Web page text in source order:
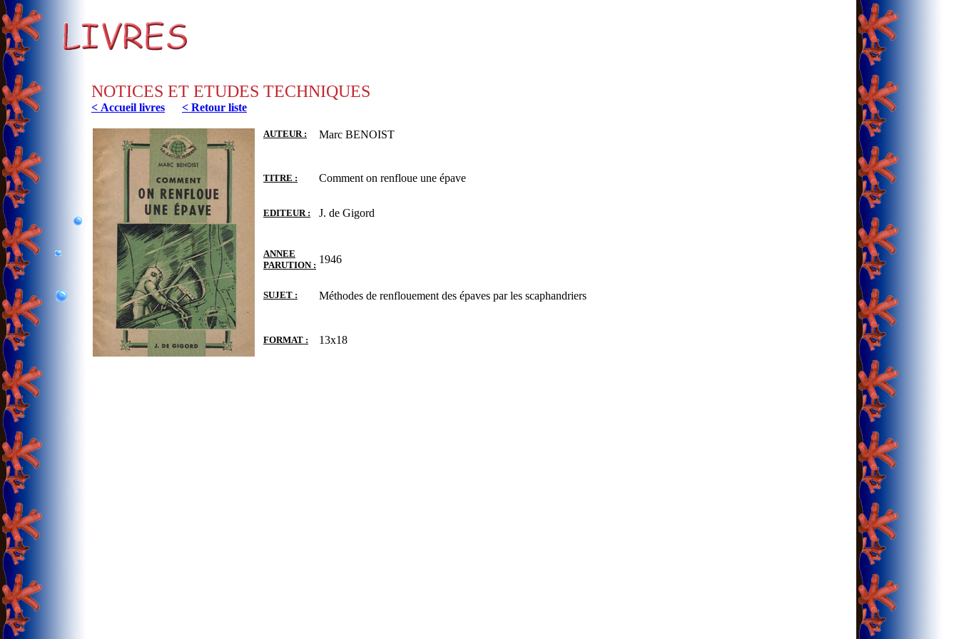
NOTICES ET ETUDES TECHNIQUES
< Accueil livres < Retour liste
AUTEUR : Marc BENOIST
TITRE : Comment on renfloue une épave
EDITEUR : J. de Gigord
ANNEE
PARUTION : 1946
SUJET : Méthodes de renflouement des épaves par les scaphandriers
FORMAT : 13x18